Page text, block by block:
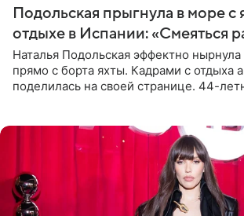
Подольская прыгнула в море с
отдыхе в Испании: «Смеяться
Наталья Подольская эффектно
прямо с борта яхты. Кадрами с отдыха
поделилась на своей странице. 44-